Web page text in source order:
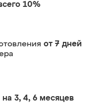
10%
от 7 дней
на 3, 4, 6 месяцев